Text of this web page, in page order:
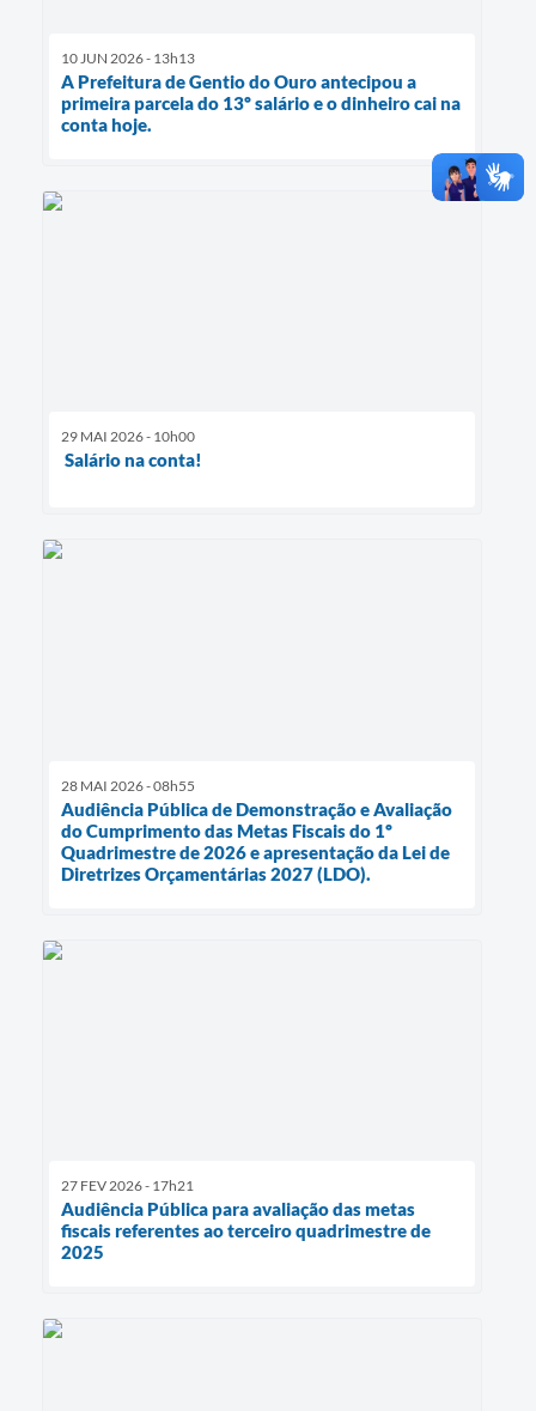
10 JUN 2026 - 13h13
A Prefeitura de Gentio do Ouro antecipou a
primeira parcela do 13º salário e o dinheiro cai na
conta hoje.
29 MAI 2026 - 10h00
Salário na conta!
28 MAI 2026 - 08h55
Audiência Pública de Demonstração e Avaliação
do Cumprimento das Metas Fiscais do 1º
Quadrimestre de 2026 e apresentação da Lei de
Diretrizes Orçamentárias 2027 (LDO).
27 FEV 2026 - 17h21
Audiência Pública para avaliação das metas
fiscais referentes ao terceiro quadrimestre de
2025